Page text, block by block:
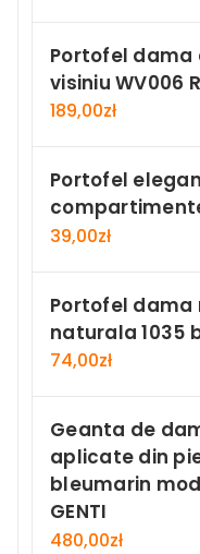
Portofel dama
visiniu WV006
189,00zł
Portofel
39,00zł
Portofel dama
naturala 1035
74,00zł
Geanta de
aplicate din
bleumarin
GENTI
480,00zł